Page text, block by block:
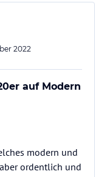
2022
auf Modern
modern und
ordentlich und